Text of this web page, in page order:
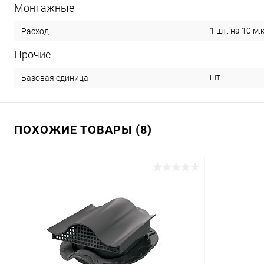
Монтажные
Расход 1 шт. на 10
Прочие
Базовая единица шт
ПОХОЖИЕ ТОВАРЫ (8)